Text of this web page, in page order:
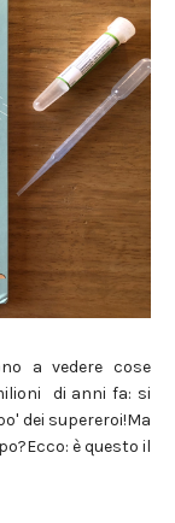
a vedere cose
di anni fa: si
dei supereroi!Ma
è questo il